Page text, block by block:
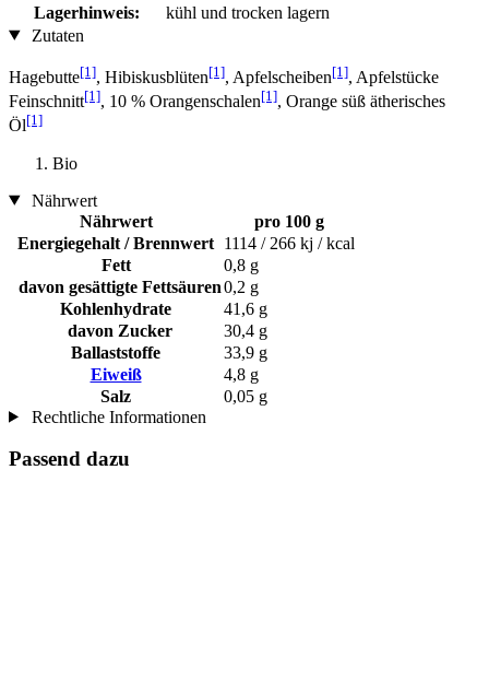
Lagerhinweis:
kühl und trocken lagern
Zutaten
Hagebutte[1], Hibiskusblüten[1], Apfelscheiben[1], Apfelstücke
Feinschnitt[1], 10 % Orangenschalen[1], Orange süß ätherisches
Öl[1]
Bio
Nährwert
Nährwert
pro 100 g
Energiegehalt / Brennwert 1114 / 266 kj / kcal
Fett
0,8 g
davon gesättigte Fettsäuren0,2 g
Kohlenhydrate
41,6 g
davon Zucker
30,4 g
Ballaststoffe
33,9 g
Eiweiß
4,8 g
Salz
0,05 g
Rechtliche Informationen
Passend dazu